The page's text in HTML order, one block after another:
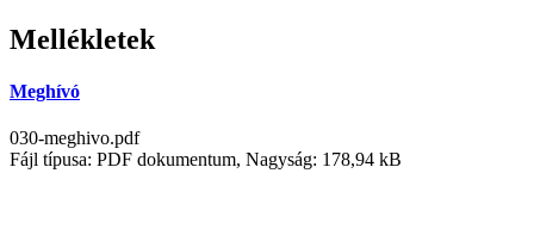
Mellékletek
Meghívó
030-meghivo.pdf
Fájl típusa: PDF dokumentum, Nagyság: 178,94 kB